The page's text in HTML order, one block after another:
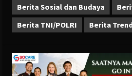
Berita Sosial dan Budaya
Berita TNI/POLRI
Berita